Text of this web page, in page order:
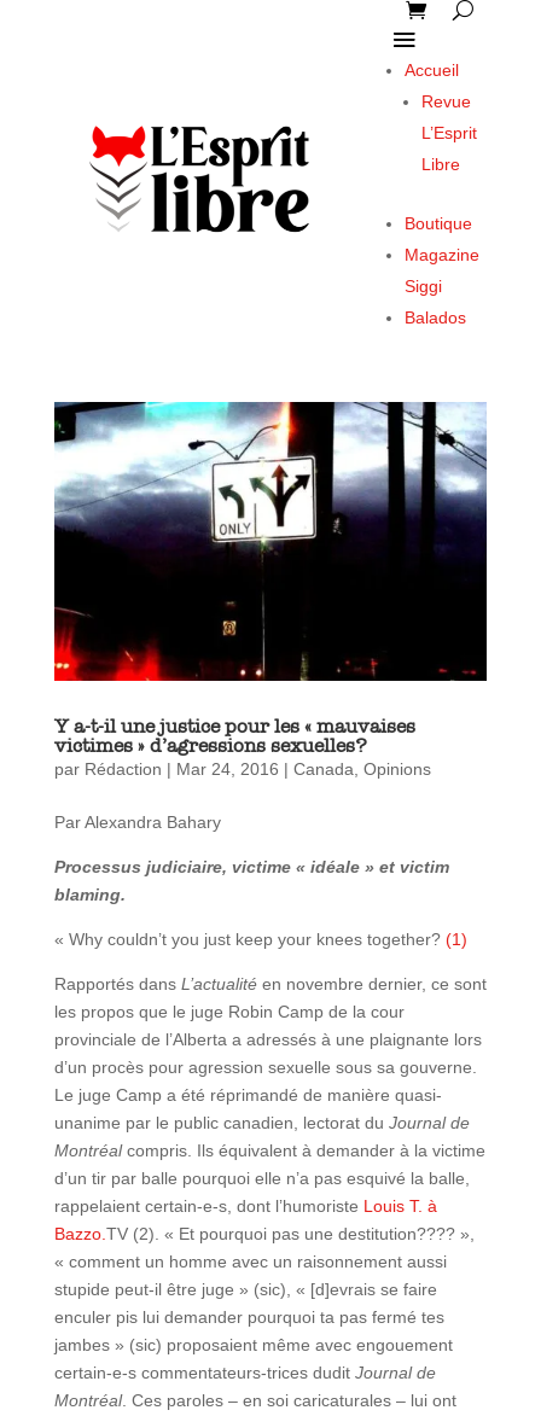
Accueil
Revue
L’Esprit
Libre
Boutique
Magazine
Siggi
Balados
Y a-t-il une justice pour les « mauvaises
victimes » d’agressions sexuelles?
par Rédaction | Mar 24, 2016 | Canada Opinions
Par Alexandra Bahary
Processus judiciaire, victime « idéale » et victim
blaming.
« Why couldn’t you just keep your knees together? (1)
Rapportés dans L’actualitéen novembre dernier, ce sont
les propos que le juge Robin Camp de la cour
provinciale de l’Alberta a adressés à une plaignante lors
d’un procès pour agression sexuelle sous sa gouverne.
Le juge Camp a été réprimandé de manière quasi-
unanime par le public canadien, lectorat du Journal de
Montréalcompris. Ils équivalent à demander à la victime
d’un tir par balle pourquoi elle n’a pas esquivé la balle,
rappelaient certain-e-s, dont l’humoriste Louis T. à
Bazzo. TV (2). « Et pourquoi pas une destitution???? »,
« comment un homme avec un raisonnement aussi
stupide peut-il être juge » (sic), « [d]evrais se faire
enculer pis lui demander pourquoi ta pas fermé tes
jambes » (sic) proposaient même avec engouement
certain-e-s commentateurs-trices dudit Journal de
Montréal. Ces paroles ‒ en soi caricaturales ‒ lui ont